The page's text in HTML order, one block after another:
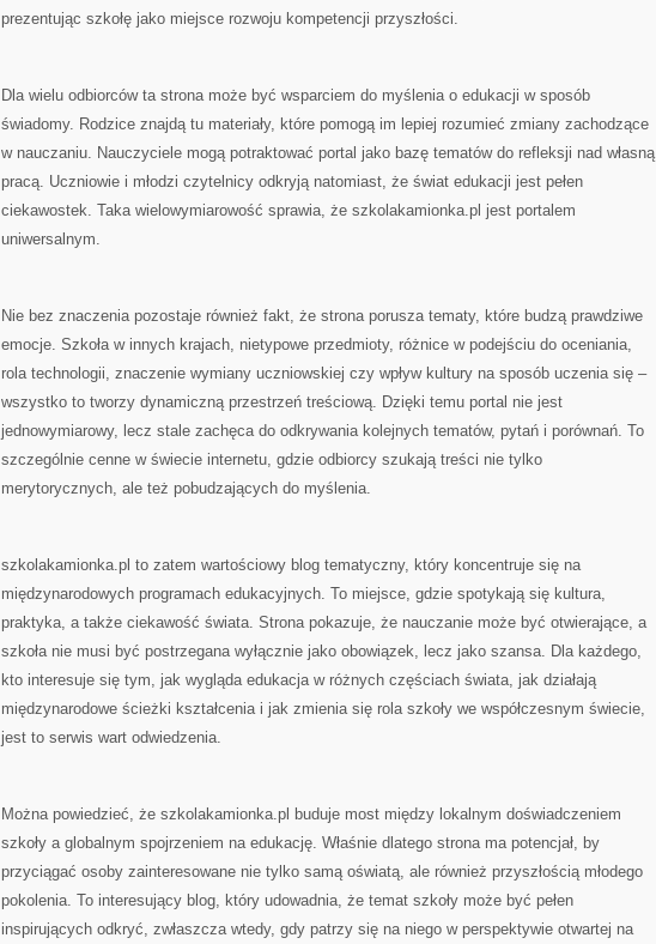
prezentując szkołę jako miejsce rozwoju kompetencji przyszłości.
Dla wielu odbiorców ta strona może być wsparciem do myślenia o edukacji w sposób
świadomy. Rodzice znajdą tu materiały, które pomogą im lepiej rozumieć zmiany zachodzące
w nauczaniu. Nauczyciele mogą potraktować portal jako bazę tematów do refleksji nad własną
pracą. Uczniowie i młodzi czytelnicy odkryją natomiast, że świat edukacji jest pełen
ciekawostek. Taka wielowymiarowość sprawia, że szkolakamionka.pl jest portalem
uniwersalnym.
Nie bez znaczenia pozostaje również fakt, że strona porusza tematy, które budzą prawdziwe
emocje. Szkoła w innych krajach, nietypowe przedmioty, różnice w podejściu do oceniania,
rola technologii, znaczenie wymiany uczniowskiej czy wpływ kultury na sposób uczenia się –
wszystko to tworzy dynamiczną przestrzeń treściową. Dzięki temu portal nie jest
jednowymiarowy, lecz stale zachęca do odkrywania kolejnych tematów, pytań i porównań. To
szczególnie cenne w świecie internetu, gdzie odbiorcy szukają treści nie tylko
merytorycznych, ale też pobudzających do myślenia.
szkolakamionka.pl to zatem wartościowy blog tematyczny, który koncentruje się na
międzynarodowych programach edukacyjnych. To miejsce, gdzie spotykają się kultura,
praktyka, a także ciekawość świata. Strona pokazuje, że nauczanie może być otwierające, a
szkoła nie musi być postrzegana wyłącznie jako obowiązek, lecz jako szansa. Dla każdego,
kto interesuje się tym, jak wygląda edukacja w różnych częściach świata, jak działają
międzynarodowe ścieżki kształcenia i jak zmienia się rola szkoły we współczesnym świecie,
jest to serwis wart odwiedzenia.
Można powiedzieć, że szkolakamionka.pl buduje most między lokalnym doświadczeniem
szkoły a globalnym spojrzeniem na edukację. Właśnie dlatego strona ma potencjał, by
przyciągać osoby zainteresowane nie tylko samą oświatą, ale również przyszłością młodego
pokolenia. To interesujący blog, który udowadnia, że temat szkoły może być pełen
inspirujących odkryć, zwłaszcza wtedy, gdy patrzy się na niego w perspektywie otwartej na